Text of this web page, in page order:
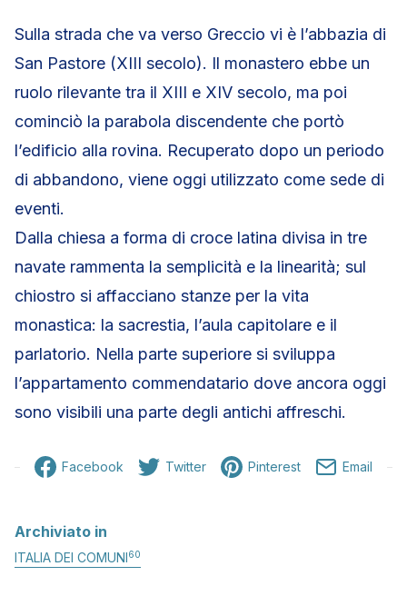
Sulla strada che va verso Greccio vi è l’abbazia di
San Pastore (XIII secolo). Il monastero ebbe un
ruolo rilevante tra il XIII e XIV secolo, ma poi
cominciò la parabola discendente che portò
l’edificio alla rovina. Recuperato dopo un periodo
di abbandono, viene oggi utilizzato come sede di
eventi.
Dalla chiesa a forma di croce latina divisa in tre
navate rammenta la semplicità e la linearità; sul
chiostro si affacciano stanze per la vita
monastica: la sacrestia, l’aula capitolare e il
parlatorio. Nella parte superiore si sviluppa
l’appartamento commendatario dove ancora oggi
sono visibili una parte degli antichi affreschi.
Facebook Twitter Pinterest Email
Archiviato in
ITALIA DEI COMUNI60